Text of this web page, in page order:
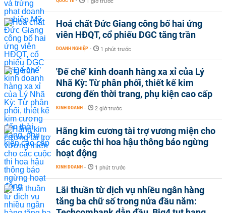
Hoá chất Đức Giang công bố hai ứng
viên HĐQT, cổ phiếu DGC tăng trần
DOANH NGHIỆP - 1 phút trước
'Đế chế’ kinh doanh hàng xa xỉ của Lý
Nhã Kỳ: Từ phân phối, thiết kế kim
cương đến thời trang, phụ kiện cao cấp
KINH DOANH - 2 giờ trước
Hãng kim cương tài trợ vương miện cho
các cuộc thi hoa hậu thông báo ngừng
hoạt động
KINH DOANH - 1 phút trước
Lãi thuần từ dịch vụ nhiều ngân hàng
tăng ba chữ số trong nửa đầu năm: